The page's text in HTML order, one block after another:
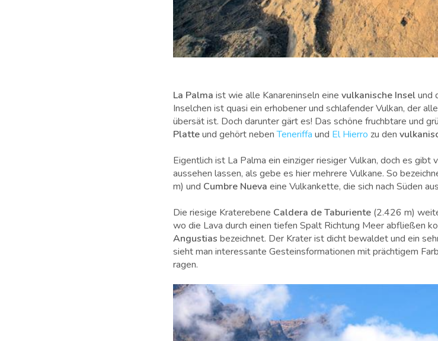
La Palma ist wie alle Kanareninseln eine vulkanische Inselund
Inselchen ist quasi ein erhobener und schlafender Vulkan, der
übersät ist. Doch darunter gärt es! Das schöne fruchbtare und
Platteund gehört nebenTeneriffa und El Hierro zu den
Eigentlich ist La Palma ein einziger riesiger Vulkan, doch es gibt
aussehen lassen, als gebe es hier mehrere Vulkane. So
m) und Cumbre Nueva eine Vulkankette, die sich nach Süden
Die riesige Kraterebene Caldera de Taburiente (2.426 m)
wo die Lava durch einen tiefen Spalt Richtung Meer abfließen
Angustias bezeichnet. Der Krater ist dicht bewaldet und ein
sieht man interessante Gesteinsformationen mit prächtigem
ragen.